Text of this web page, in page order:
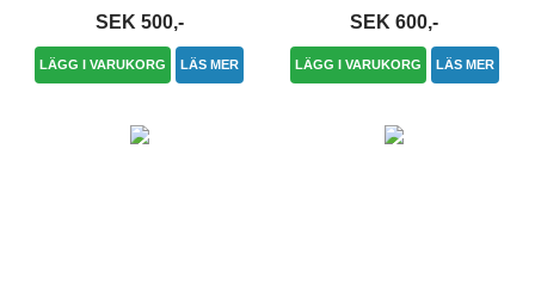
SEK 500,-
LÄGG I VARUKORG LÄS MER
SEK 600,-
LÄGG I VARUKORG LÄS MER